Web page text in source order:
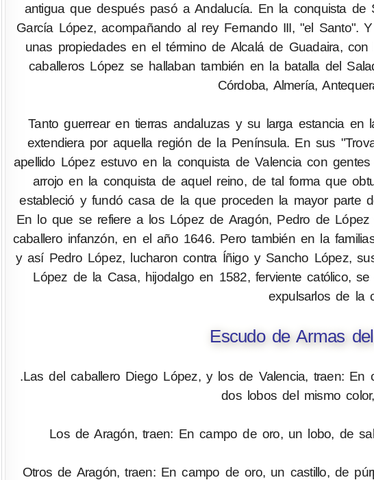
antigua que después pasó a Andalucía. En la conquista
García López, acompañando al rey Fernando III, "el Santo".
unas propiedades en el término de Alcalá de Guadaira,
caballeros López se hallaban también en la batalla del
Córdoba, Almería,
Tanto guerrear en tierras andaluzas y su larga estancia
extendiera por aquella región de la Península. En sus
apellido López estuvo en la conquista de Valencia con
arrojo en la conquista de aquel reino, de tal forma que
estableció y fundó casa de la que proceden la mayor parte
En lo que se refiere a los López de Aragón, Pedro de
caballero infanzón, en el año 1646. Pero también en la
y así Pedro López, lucharon contra Íñigo y Sancho López,
López de la Casa, hijodalgo en 1582, ferviente católico,
expulsarlos de la
Escudo de Armas
.Las del caballero Diego López, y los de Valencia, traen:
dos lobos del mismo
Los de Aragón, traen: En campo de oro, un lobo, de
Otros de Aragón, traen: En campo de oro, un castillo, de